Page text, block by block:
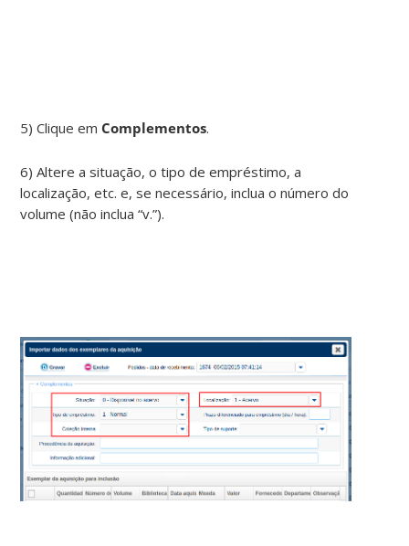
5) Clique em Complementos.
6) Altere a situação, o tipo de empréstimo, a
localização, etc. e, se necessário, inclua o número do
volume (não inclua “v.”).